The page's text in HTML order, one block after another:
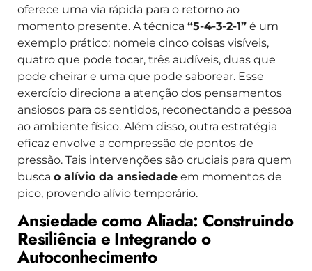
oferece uma via rápida para o retorno ao
momento presente. A técnica “5-4-3-2-1” é um
exemplo prático: nomeie cinco coisas visíveis,
quatro que pode tocar, três audíveis, duas que
pode cheirar e uma que pode saborear. Esse
exercício direciona a atenção dos pensamentos
ansiosos para os sentidos, reconectando a pessoa
ao ambiente físico. Além disso, outra estratégia
eficaz envolve a compressão de pontos de
pressão. Tais intervenções são cruciais para quem
busca o alívio da ansiedade em momentos de
pico, provendo alívio temporário.
Ansiedade como Aliada: Construindo
Resiliência e Integrando o
Autoconhecimento